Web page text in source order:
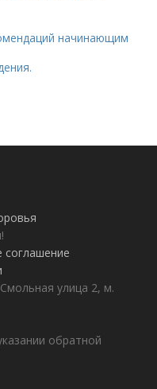
начинающим
соглашение
улица 2, м.
обратной